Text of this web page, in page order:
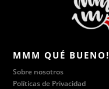
MMM QUÉ BUENO!
Sobre nosotros
Políticas de Privacidad